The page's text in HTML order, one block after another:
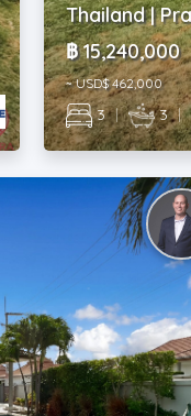
Thailand |
฿ 15,240,000
~ USD$ 462,000
3 | 3 |